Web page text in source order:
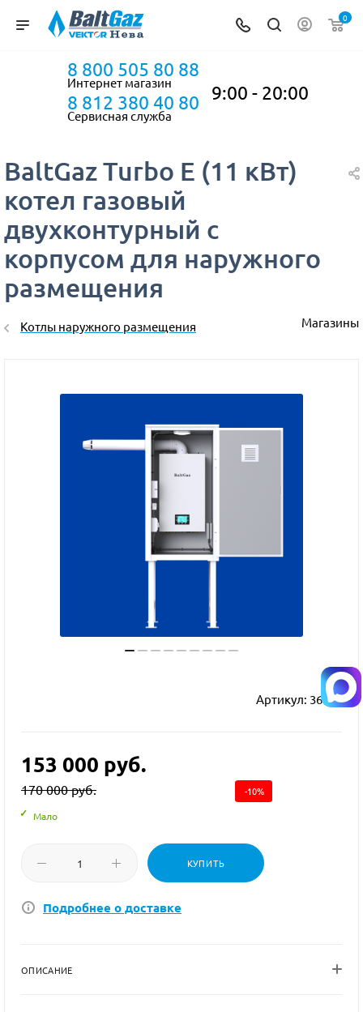
0
8 800 505 80 88
Интернет магазин
8 812 380 40 80
Сервисная служба
9:00 - 20:00
BaltGaz Turbo E (11 кВт)
котел газовый
двухконтурный с
корпусом для наружного
размещения
Котлы наружного размещения Магазины
Артикул: 36065
153 000 руб.
170 000руб. -10%
Мало
КУПИТЬ
Подробнее о доставке
ОПИСАНИЕ